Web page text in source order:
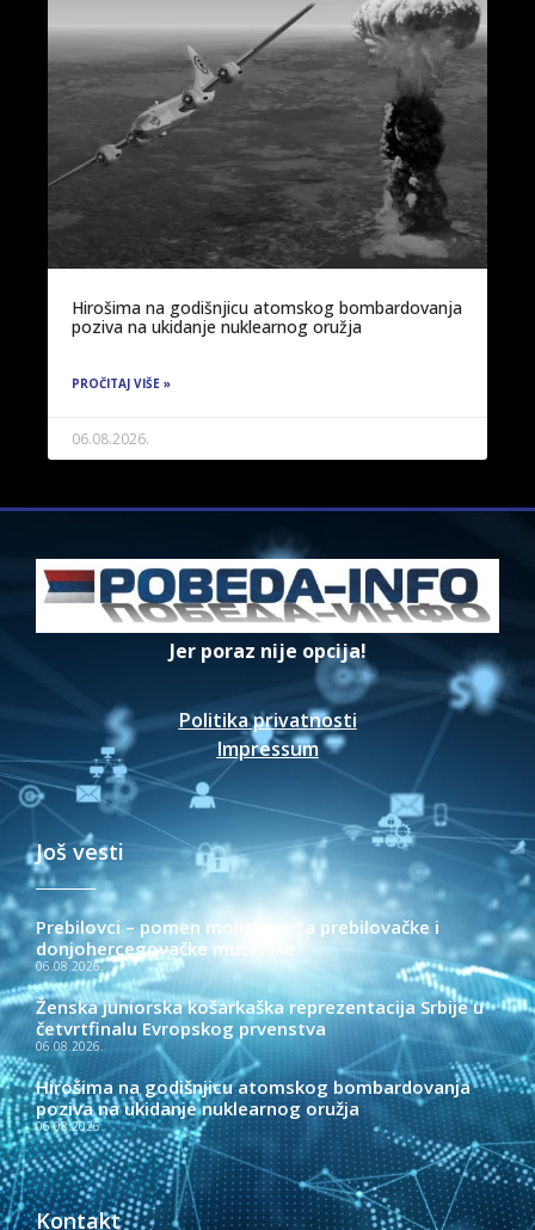
Hirošima na godišnjicu atomskog bombardovanja
poziva na ukidanje nuklearnog oružja
PROČITAJ VIŠE »
06.08.2026.
Jer poraz nije opcija!
Politika privatnosti
Impressum
Još vesti
Prebilovci – pomen molitvom za prebilovačke i
donjohercegovačke mučenike
06.08.2026.
Ženska juniorska košarkaška reprezentacija Srbije u
četvrtfinalu Evropskog prvenstva
06.08.2026.
Hirošima na godišnjicu atomskog bombardovanja
poziva na ukidanje nuklearnog oružja
06.08.2026.
Kontakt